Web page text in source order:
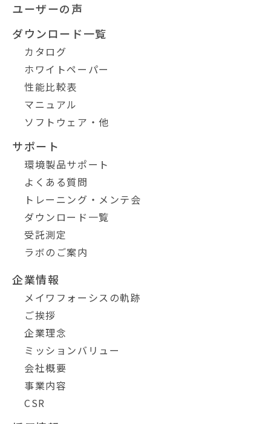
ユーザーの声
ダウンロード一覧
カタログ
ホワイトペーパー
性能比較表
マニュアル
ソフトウェア・他
サポート
環境製品サポート
よくある質問
トレーニング・メンテ会
ダウンロード一覧
受託測定
ラボのご案内
企業情報
メイワフォーシスの軌跡
ご挨拶
企業理念
ミッションバリュー
会社概要
事業内容
CSR